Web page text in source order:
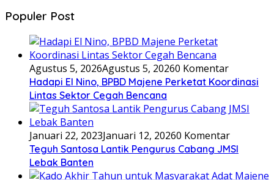
Populer Post
Agustus 5, 2026Agustus 5, 20260 Komentar
Hadapi El Nino, BPBD Majene Perketat Koordinasi
Lintas Sektor Cegah Bencana
Januari 22, 2023Januari 12, 20260 Komentar
Teguh Santosa Lantik Pengurus Cabang JMSI
Lebak Banten